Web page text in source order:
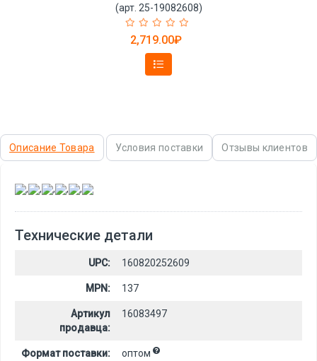
(арт. 25-19082608)
2,719.00₽
Описание Товара Условия поставки Отзывы клиентов
, , , , ,
Технические детали
UPC: 160820252609
MPN: 137
Артикул
продавца:
16083497
Формат поставки: оптом